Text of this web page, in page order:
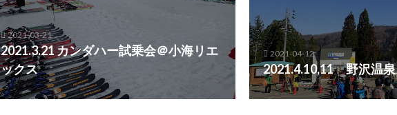
2021-03-21
2021.3.21 カンダハー試乗会＠小海リエ
ックス
2021-04-12
2021.4.10,11 野沢温